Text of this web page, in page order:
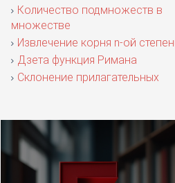
Количество подмножеств в
множестве
Извлечение корня n-ой
Дзета функция Римана
Склонение прилагательных